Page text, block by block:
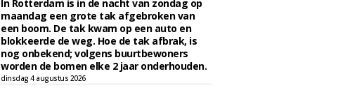
In Rotterdam is in de nacht van zondag op
maandag een grote tak afgebroken van
een boom. De tak kwam op een auto en
blokkeerde de weg. Hoe de tak afbrak, is
nog onbekend; volgens buurtbewoners
worden de bomen elke 2 jaar onderhouden.
dinsdag 4 augustus 2026